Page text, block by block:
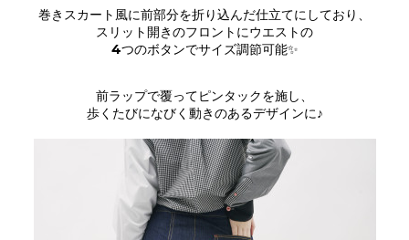
巻きスカート風に前部分を折り込んだ仕立てにしており、
スリット開きのフロントにウエストの
4つのボタンでサイズ調節可能✨
前ラップで覆ってピンタックを施し、
歩くたびになびく動きのあるデザインに♪